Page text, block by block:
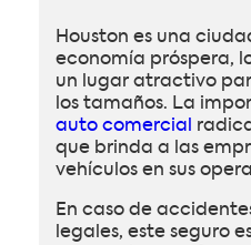
Houston es una
economía próspera,
un lugar atractivo
los tamaños. La
auto comercial
que brinda a las
vehículos en sus
En caso de
legales, este seguro